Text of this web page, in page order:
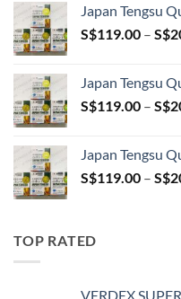
Japan Tengsu
S$119.00 – S$
Japan Tengsu
S$119.00 – S$
Japan Tengsu
S$119.00 – S$
TOP RATED
VERDEX